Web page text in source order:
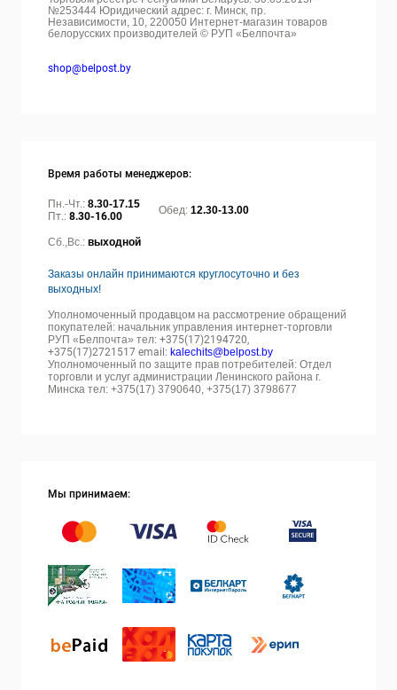
№253444 Юридический адрес: г. Минск, пр.
Независимости, 10, 220050 Интернет-магазин товаров
белорусских производителей © РУП «Белпочта»
shop@belpost.by
Время работы менеджеров:
Пн.-Чт.: 8.30-17.15
Пт.: 8.30-16.00 Обед: 12.30-13.00
Сб.,Вс.: выходной
Заказы онлайн принимаются круглосуточно и без
выходных!
Уполномоченный продавцом на рассмотрение обращений
покупателей: начальник управления интернет-торговли
РУП «Белпочта» тел: +375(17)2194720,
+375(17)2721517 email: kalechits@belpost.by
Уполномоченный по защите прав потребителей: Отдел
торговли и услуг администрации Ленинского района г.
Минска тел: +375(17) 3790640, +375(17) 3798677
Мы принимаем: